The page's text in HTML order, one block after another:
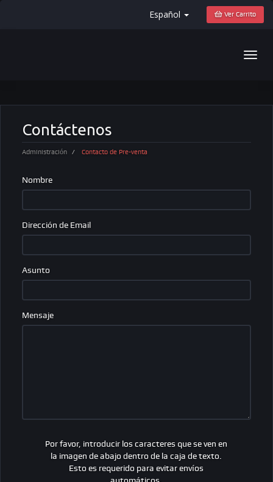
Español Ver Carrito
Contáctenos
Administración Contacto de Pre-venta
Nombre
Dirección de Email
Asunto
Mensaje
Por favor, introducir los caracteres que se ven en
la imagen de abajo dentro de la caja de texto.
Esto es requerido para evitar envíos